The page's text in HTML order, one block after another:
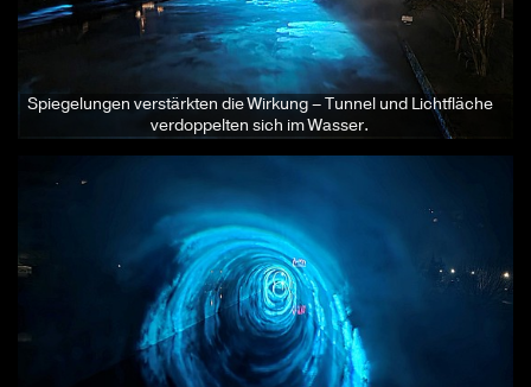
Spiegelungen verstärkten die Wirkung – Tunnel und Lichtfläche
verdoppelten sich im Wasser.